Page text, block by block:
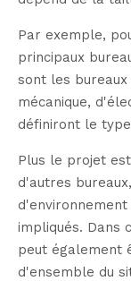
Par exemple,
principaux
sont les
mécanique,
définiront le
Plus le projet
d'autres
impliqués. Dans
peut également
d'ensemble du